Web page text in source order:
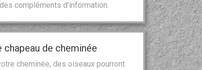
compléments d’information.
de cheminée
cheminée, des oiseaux pourront